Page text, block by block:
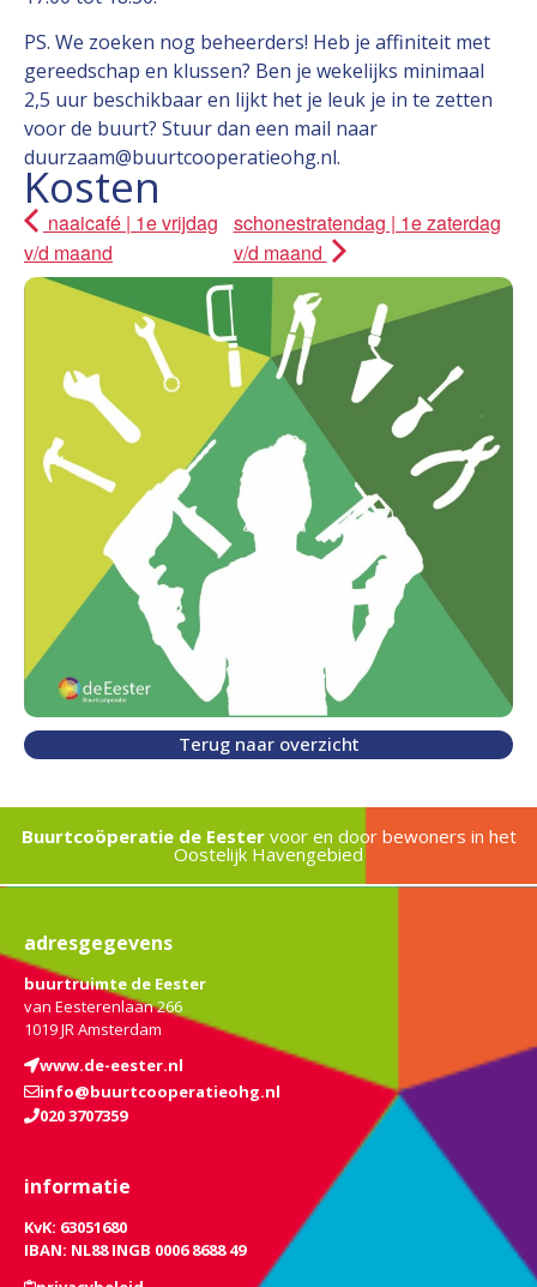
Terug naar overzicht
PS. We zoeken nog beheerders! Heb je affiniteit met
gereedschap en klussen? Ben je wekelijks minimaal
2,5 uur beschikbaar en lijkt het je leuk je in te zetten
voor de buurt? Stuur dan een mail naar
duurzaam@buurtcooperatieohg.nl.
Kosten
naaicafé | 1e vrijdag
v/d maand
schonestratendag | 1e zaterdag
v/d maand
Buurtcoöperatie de Eestervoor en door bewoners in het
Oostelijk Havengebied
adresgegevens
buurtruimte de Eester
van Eesterenlaan 266
1019 JR Amsterdam
www.de-eester.nl
info@buurtcooperatieohg.nl
020 3707359
informatie
KvK: 63051680
IBAN: NL88 INGB 0006 8688 49